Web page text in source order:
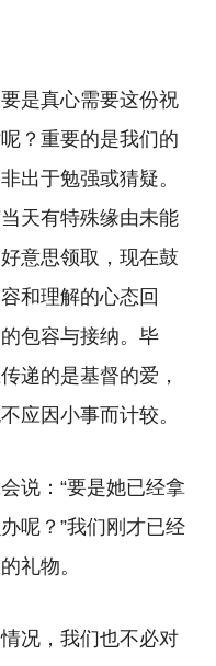
是真心需要这份祝
？重要的是我们的
出于勉强或猜疑。
天有特殊缘由未能
意思领取，现在鼓
和理解的心态回
包容与接纳。毕
递的是基督的爱，
应因小事而计较。
说：“要是她已经拿
呢？”我们刚才已经
礼物。
况，我们也不必对